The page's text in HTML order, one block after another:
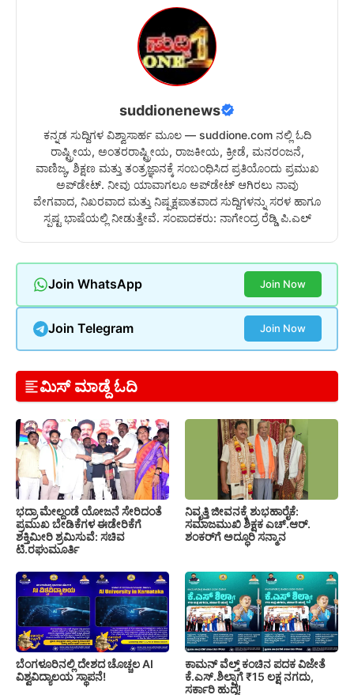
suddionenews
ಕನ್ನಡ ಸುದ್ದಿಗಳ ವಿಶ್ವಾಸಾರ್ಹ ಮೂಲ — suddione.com ನಲ್ಲಿ ಓದಿ
ರಾಷ್ಟ್ರೀಯ, ಅಂತರರಾಷ್ಟ್ರೀಯ, ರಾಜಕೀಯ, ಕ್ರೀಡೆ, ಮನರಂಜನೆ,
ವಾಣಿಜ್ಯ, ಶಿಕ್ಷಣ ಮತ್ತು ತಂತ್ರಜ್ಞಾನಕ್ಕೆ ಸಂಬಂಧಿಸಿದ ಪ್ರತಿಯೊಂದು ಪ್ರಮುಖ
ಅಪ್‌ಡೇಟ್. ನೀವು ಯಾವಾಗಲೂ ಅಪ್‌ಡೇಟ್ ಆಗಿರಲು ನಾವು
ವೇಗವಾದ, ನಿಖರವಾದ ಮತ್ತು ನಿಷ್ಪಕ್ಷಪಾತವಾದ ಸುದ್ದಿಗಳನ್ನು ಸರಳ ಹಾಗೂ
ಸ್ಪಷ್ಟ ಭಾಷೆಯಲ್ಲಿ ನೀಡುತ್ತೇವೆ. ಸಂಪಾದಕರು: ನಾಗೇಂದ್ರ ರೆಡ್ಡಿ ಪಿ.ಎಲ್
Join WhatsApp Join Now
Join Telegram Join Now
ಮಿಸ್ ಮಾಡ್ದೆ ಓದಿ
ಭದ್ರಾ ಮೇಲ್ದಂಡೆ ಯೋಜನೆ ಸೇರಿದಂತೆ
ಪ್ರಮುಖ ಬೇಡಿಕೆಗಳ ಈಡೇರಿಕೆಗೆ
ಶಕ್ತಿಮೀರಿ ಶ್ರಮಿಸುವೆ: ಸಚಿವ
ಟಿ.ರಘುಮೂರ್ತಿ
ನಿವೃತ್ತಿ ಜೀವನಕ್ಕೆ ಶುಭಹಾರೈಕೆ:
ಸಮಾಜಮುಖಿ ಶಿಕ್ಷಕ ಎಚ್.ಆರ್.
ಶಂಕರ್‌ಗೆ ಅದ್ಧೂರಿ ಸನ್ಮಾನ
ಬೆಂಗಳೂರಿನಲ್ಲಿ ದೇಶದ ಚೊಚ್ಚಲ AI
ವಿಶ್ವವಿದ್ಯಾಲಯ ಸ್ಥಾಪನೆ!
ಕಾಮನ್ ವೆಲ್ತ್ ಕಂಚಿನ ಪದಕ ವಿಜೇತೆ
ಕೆ.ಎಸ್.ಶಿಲ್ಪಾಗೆ ₹15 ಲಕ್ಷ ನಗದು,
ಸರ್ಕಾರಿ ಹುದ್ದೆ!